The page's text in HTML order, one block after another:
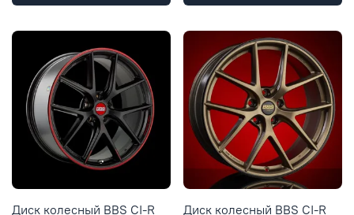
Диск колесный BBS CI-R Диск колесный BBS CI-R